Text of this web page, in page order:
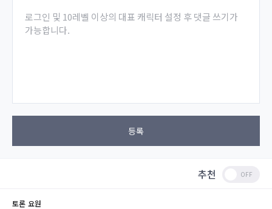
로그인 및 10레벨 이상의 대표 캐릭터 설정 후 댓글 쓰기가
가능합니다.
등록
추천
토론 요원